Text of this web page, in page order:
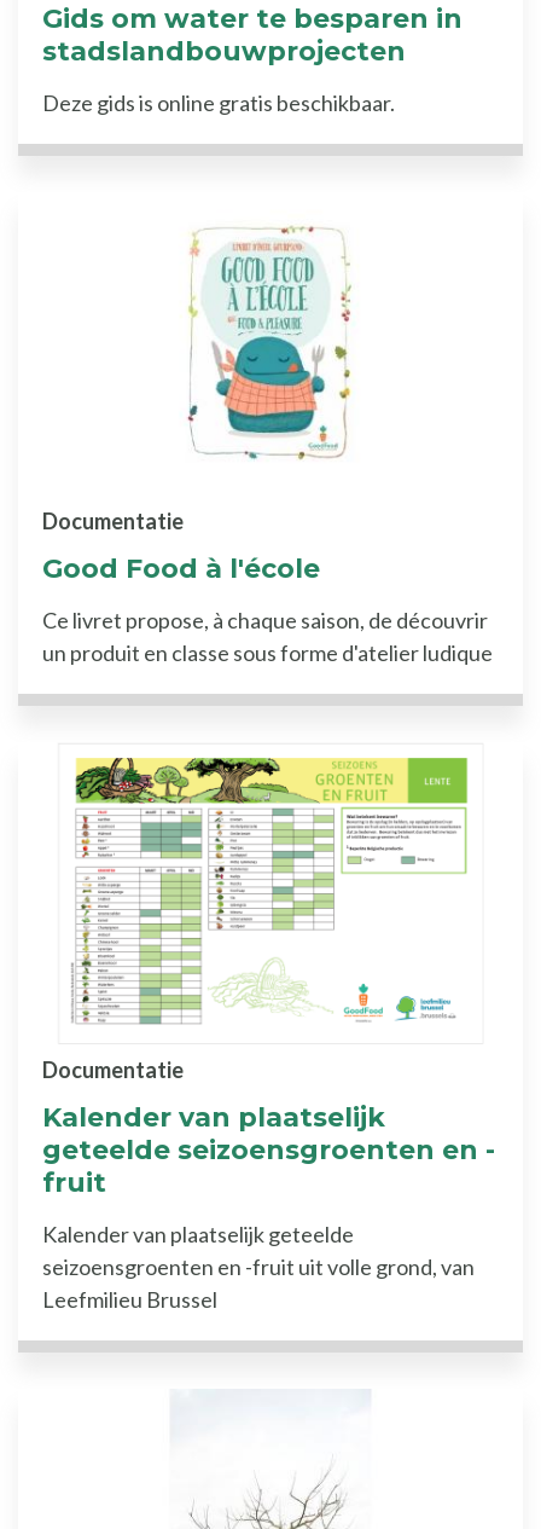
Gids om water te besparen in
stadslandbouwprojecten
Deze gids is online gratis beschikbaar.
Good Food à l'école
Documentatie
Ce livret propose, à chaque saison, de découvrir
un produit en classe sous forme d'atelier ludique
Kalender van plaatselijk
geteelde seizoensgroenten en -
fruit
Documentatie
Kalender van plaatselijk geteelde
seizoensgroenten en -fruit uit volle grond, van
Leefmilieu Brussel